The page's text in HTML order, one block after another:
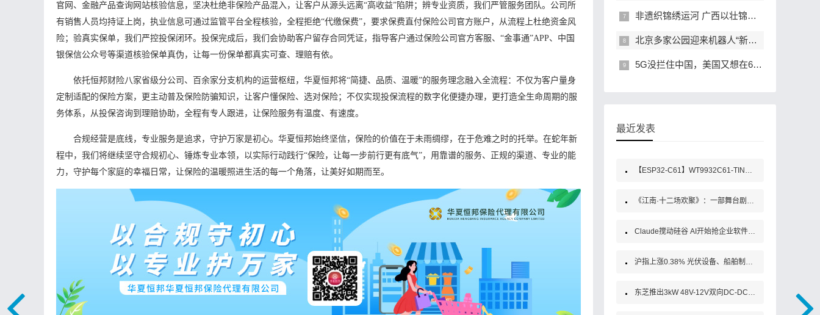
官网、金融产品查询网站核验信息，坚决杜绝非保险产品混入，让客户从源头远离“高收益”陷阱；辨专业资质，我们严管服务团队。公司所
有销售人员均持证上岗，执业信息可通过监管平台全程核验，全程拒绝“代缴保费”，要求保费直付保险公司官方账户，从流程上杜绝资金风
险；验真实保单，我们严控投保闭环。投保完成后，我们会协助客户留存合同凭证，指导客户通过保险公司官方客服、“金事通”APP、中国
银保信公众号等渠道核验保单真伪，让每一份保单都真实可查、理赔有依。
依托恒邦财险八家省级分公司、百余家分支机构的运营枢纽，华夏恒邦将“简捷、品质、温暖”的服务理念融入全流程：不仅为客户量身
定制适配的保险方案，更主动普及保险防骗知识，让客户懂保险、选对保险；不仅实现投保流程的数字化便捷办理，更打造全生命周期的服
务体系，从投保咨询到理赔协助，全程有专人跟进，让保险服务有温度、有速度。
合规经营是底线，专业服务是追求，守护万家是初心。华夏恒邦始终坚信，保险的价值在于未雨绸缪，在于危难之时的托举。在蛇年新
程中，我们将继续坚守合规初心、锤炼专业本领，以实际行动践行“保险，让每一步前行更有底气”，用靠谱的服务、正规的渠道、专业的能
力，守护每个家庭的幸福日常，让保险的温暖照进生活的每一个角落，让美好如期而至。
非遗织锦绣运河 广西以壮锦长卷定格平陆运河世纪荣光
北京多家公园迎来机器人“新员工”
5G没拦住中国，美国又想在6G上使绊｜真相
最近发表
【ESP32-C61】WT9932C61-TINY开发板规格书
《江南·十二场欢聚》：一部舞台剧的“戏剧振兴”实践
Claude搅动硅谷 AI开始抢企业软件饭碗了？
沪指上涨0.38% 光伏设备、船舶制造领涨 贵金属板块持续重挫
东芝推出3kW 48V-12V双向DC-DC转换器参考设计